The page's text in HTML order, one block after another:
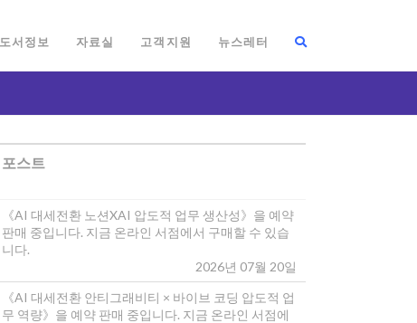
도서정보 자료실 고객지원 뉴스레터
포스트
《AI 대세전환 노션XAI 압도적 업무 생산성》을 예약
판매 중입니다. 지금 온라인 서점에서 구매할 수 있습
니다.
2026년 07월 20일
《AI 대세전환 안티그래비티 × 바이브 코딩 압도적 업
무 역량》을 예약 판매 중입니다. 지금 온라인 서점에